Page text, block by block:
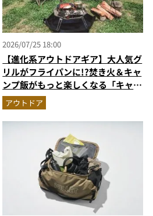
2026/07/25 18:00
【進化系アウトドアギア】大人気グ
リルがフライパンに!?焚き火＆キャ
ンプ飯がもっと楽しくなる「キャプ
テンスタッグの最強ギア」4選
アウトドア